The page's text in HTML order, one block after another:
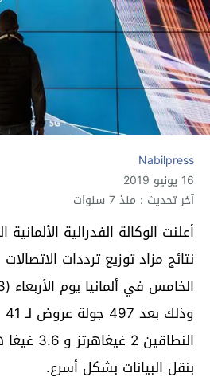
Nabilpress
16 يونيو 2019
آخر تحديث : منذ 7 سنوات
نتائج مزاد توزيع ترددات
النطاقين
بنقل البيانات بشكل أسرع.